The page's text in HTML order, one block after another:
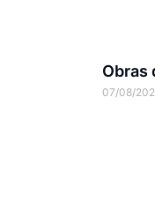
Obras
07/08/